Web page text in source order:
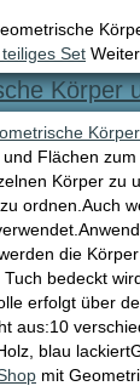
Set
Körper
Flächen
Körper
ordnen.Auch
die
bedeckt
erfolgt über
aus:10
blau
mit